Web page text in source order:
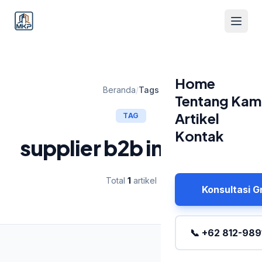
Home
Tentang
Artikel
Kontak
Konsultasi
📞 +62 812-
Beranda/Tags
TAG
supplier b2b indonesia
Total 1 artikel